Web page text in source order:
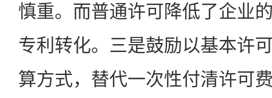
慎重。而普通许可降低了企业
专利转化。三是鼓励以基本许
算方式，替代一次性付清许可